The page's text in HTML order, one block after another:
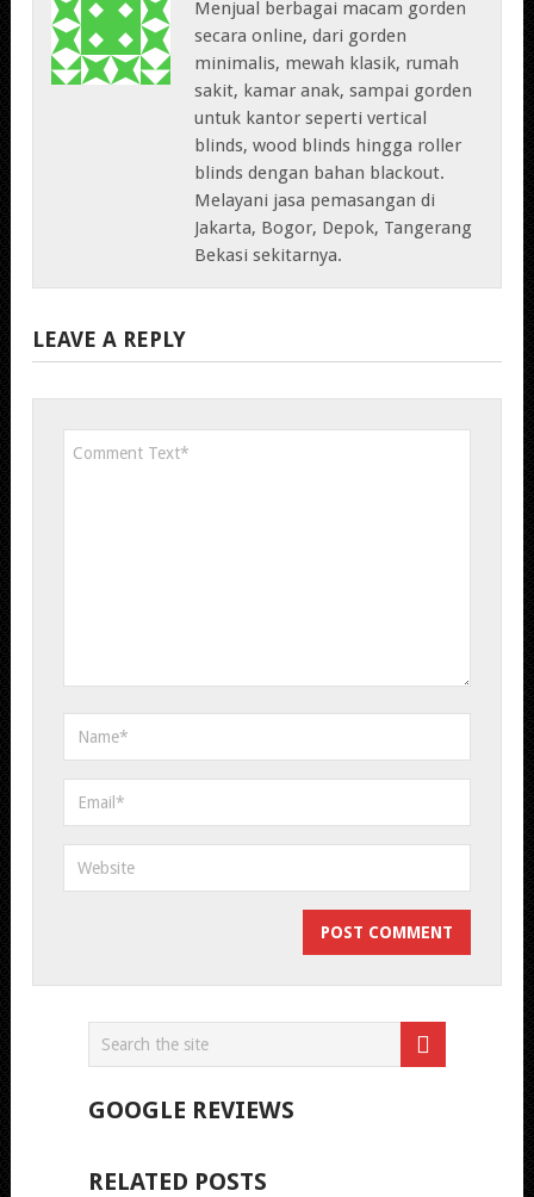
Menjual berbagai macam gorden
secara online, dari gorden
minimalis, mewah klasik, rumah
sakit, kamar anak, sampai gorden
untuk kantor seperti vertical
blinds, wood blinds hingga roller
blinds dengan bahan blackout.
Melayani jasa pemasangan di
Jakarta, Bogor, Depok, Tangerang
Bekasi sekitarnya.
LEAVE A REPLY
GOOGLE REVIEWS
RELATED POSTS